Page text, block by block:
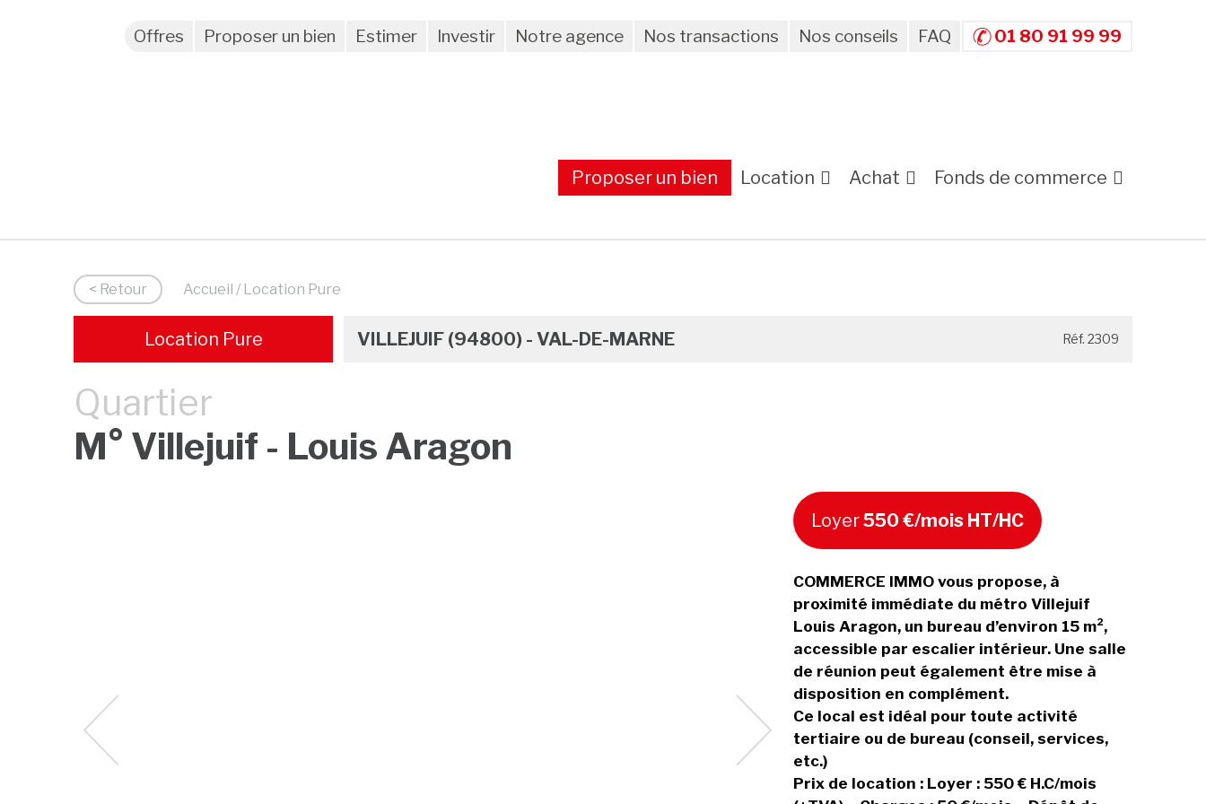
Offres Proposer un bien Estimer Investir Notre agence Nos transactions Nos conseils FAQ 01 80 91 99 99
Proposer un bien Location Achat Fonds de commerce
< Retour Accueil / Location Pure
Location Pure VILLEJUIF (94800) - VAL-DE-MARNE Réf. 2309
Quartier
M° Villejuif - Louis Aragon
Loyer550 €/mois HT/HC
COMMERCE IMMO vous propose, à
proximité immédiate du métro Villejuif
Louis Aragon, un bureau d’environ 15 m²,
accessible par escalier intérieur. Une salle
de réunion peut également être mise à
disposition en complément.
Ce local est idéal pour toute activité
tertiaire ou de bureau (conseil, services,
etc.)
Prix de location : Loyer : 550 € H.C/mois